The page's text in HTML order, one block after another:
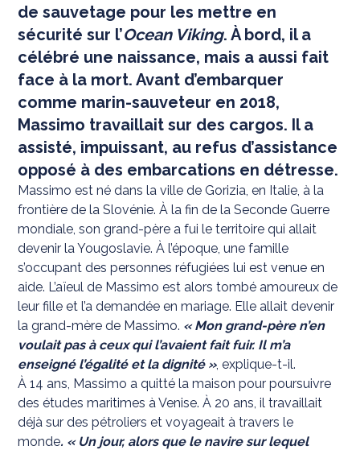
de sauvetage pour les mettre en
sécurité sur l’Ocean Viking. À bord, il a
célébré une naissance, mais a aussi fait
face à la mort. Avant d’embarquer
comme marin-sauveteur en 2018,
Massimo travaillait sur des cargos. Il a
assisté, impuissant, au refus d’assistance
opposé à des embarcations en détresse.
Massimo est né dans la ville de Gorizia, en Italie, à la
frontière de la Slovénie. À la fin de la Seconde Guerre
mondiale, son grand-père a fui le territoire qui allait
devenir la Yougoslavie. À l’époque, une famille
s’occupant des personnes réfugiées lui est venue en
aide. L’aïeul de Massimo est alors tombé amoureux de
leur fille et l’a demandée en mariage. Elle allait devenir
la grand-mère de Massimo. « Mon grand-père n’en
voulait pas à ceux qui l’avaient fait fuir. Il m’a
enseigné l’égalité et la dignité », explique-t-il.
À 14 ans, Massimo a quitté la maison pour poursuivre
des études maritimes à Venise. À 20 ans, il travaillait
déjà sur des pétroliers et voyageait à travers le
monde. « Un jour, alors que le navire sur lequel